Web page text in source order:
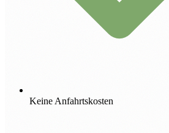
Keine Anfahrtskosten